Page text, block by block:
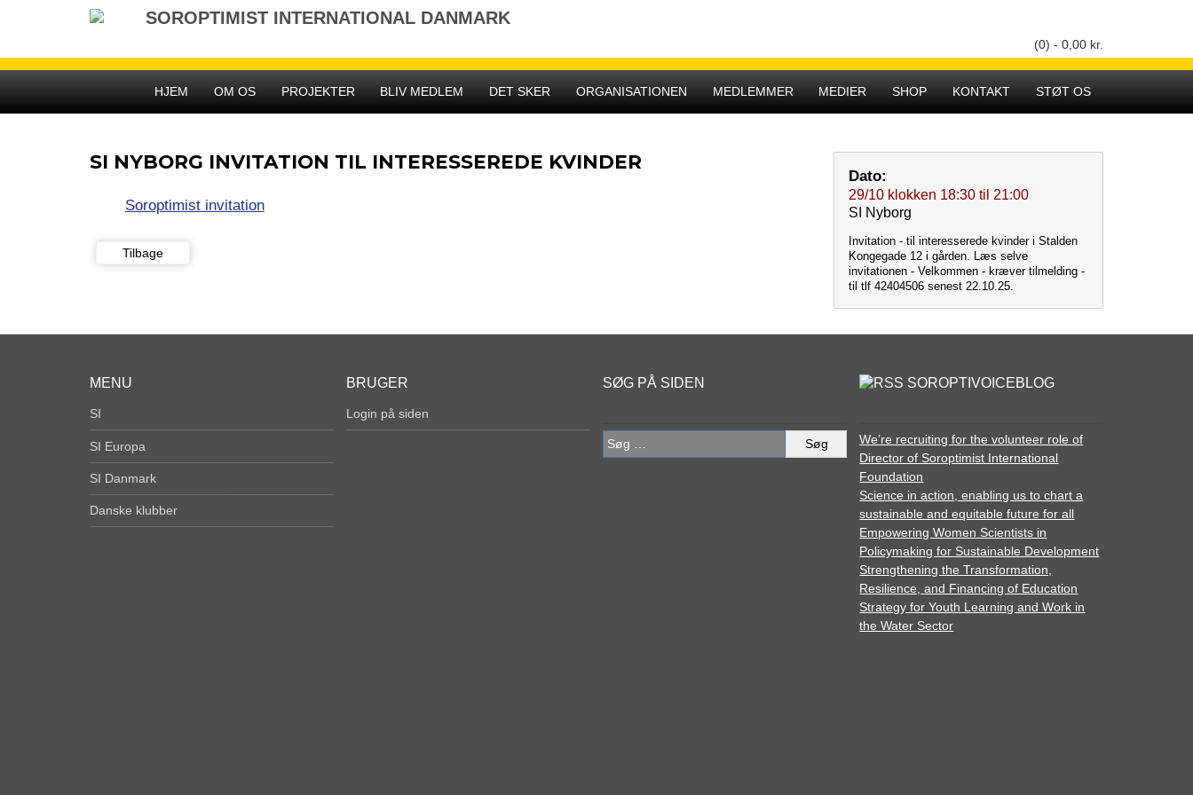
SOROPTIMIST INTERNATIONAL DANMARK
(0) -0,00 kr.
HJEM
OM OS PROJEKTER BLIV MEDLEM DET SKER ORGANISATIONEN MEDLEMMER MEDIER SHOP KONTAKT STØT OS
SI NYBORG INVITATION TIL INTERESSEREDE KVINDER
Soroptimist invitation
Tilbage
Dato:
29/10 klokken 18:30 til 21:00
SI Nyborg
Invitation - til interesserede kvinder i Stalden
Kongegade 12 i gården. Læs selve
invitationen - Velkommen - kræver tilmelding -
til tlf 42404506 senest 22.10.25.
MENU
SI
SI Europa
SI Danmark
Danske klubber
BRUGER
Login på siden
SØG PÅ SIDEN
Søg
efter:
SOROPTIVOICEBLOG
We’re recruiting for the volunteer role of
Director of Soroptimist International
Foundation
Science in action, enabling us to chart a
sustainable and equitable future for all
Empowering Women Scientists in
Policymaking for Sustainable Development
Strengthening the Transformation,
Resilience, and Financing of Education
Strategy for Youth Learning and Work in
the Water Sector